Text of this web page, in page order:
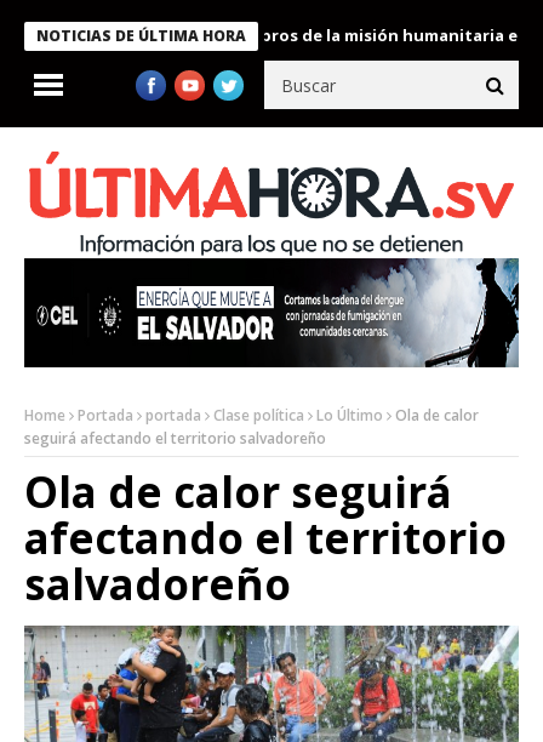
NOTICIAS DE ÚLTIMA HORA
Bukele condecora a miembros de la misión humanitaria enviada a
Home Portada portada Clase política Lo Último
Ola de calor
seguirá afectando el territorio salvadoreño
Ola de calor seguirá
afectando el territorio
salvadoreño